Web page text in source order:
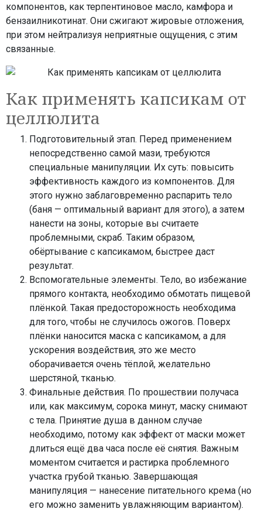
компонентов, как терпентиновое масло, камфора и
бензаилникотинат. Они сжигают жировые отложения,
при этом нейтрализуя неприятные ощущения, с этим
связанные.
Как применять капсикам от
целлюлита
Подготовительный этап. Перед применением
непосредственно самой мази, требуются
специальные манипуляции. Их суть: повысить
эффективность каждого из компонентов. Для
этого нужно заблаговременно распарить тело
(баня — оптимальный вариант для этого), а затем
нанести на зоны, которые вы считаете
проблемными, скраб. Таким образом,
обёртывание с капсикамом, быстрее даст
результат.
Вспомогательные элементы. Тело, во избежание
прямого контакта, необходимо обмотать пищевой
плёнкой. Такая предосторожность необходима
для того, чтобы не случилось ожогов. Поверх
плёнки наносится маска с капсикамом, а для
ускорения воздействия, это же место
оборачивается очень тёплой, желательно
шерстяной, тканью.
Финальные действия. По прошествии получаса
или, как максимум, сорока минут, маску снимают
с тела. Принятие душа в данном случае
необходимо, потому как эффект от маски может
длиться ещё два часа после её снятия. Важным
моментом считается и растирка проблемного
участка грубой тканью. Завершающая
манипуляция — нанесение питательного крема (но
его можно заменить увлажняющим вариантом).